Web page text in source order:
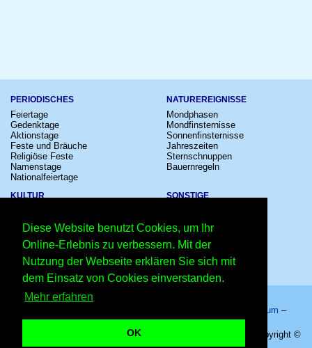
Diese Website benutzt Cookies, um Ihr
Online-Erlebnis zu verbessern. Mit der
Nutzung der Webseite erklären Sie sich mit
dem Einsatz von Cookies einverstanden.
Mehr erfahren
OK
PERIODISCHES
Feiertage
Gedenktage
Aktionstage
Feste und Bräuche
Religiöse Feste
Namenstage
Nationalfeiertage
NATUREREIGNISSE
Mondphasen
Mondfinsternisse
Sonnenfinsternisse
Jahreszeiten
Sternschnuppen
Bauernregeln
KULTUR
Festivals
Großevents
Fußball
Comedy
Shows
SONSTIGE
Schalttage
Wahltage
Messen
Erinnerungen
Volksfeste
Impressum –
Datenschutzhinweis–Kontakt
Schützenfest Hannover 2027 - Hannover - 02.-11.07.2027 – Copyright ©
2026 Kleiner Kalender